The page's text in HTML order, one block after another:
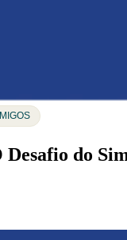
Desafio do